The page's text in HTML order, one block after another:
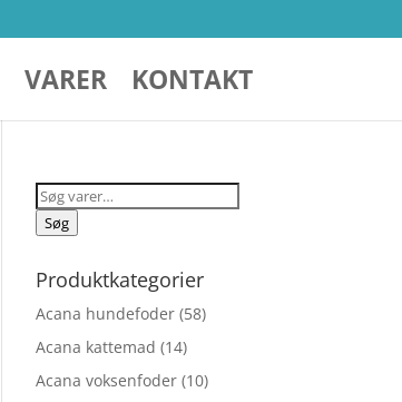
VARER KONTAKT
Søg
efter:
Søg
Produktkategorier
Acana hundefoder (58)
Acana kattemad (14)
Acana voksenfoder (10)